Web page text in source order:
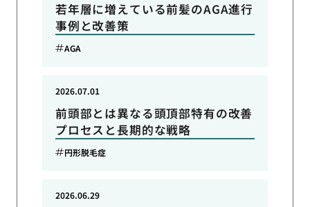
若年層に増えている前髪のAGA進行
事例と改善策
AGA
前頭部とは異なる頭頂部特有の改善
プロセスと長期的な戦略
2026.07.01
円形脱毛症
2026.06.29